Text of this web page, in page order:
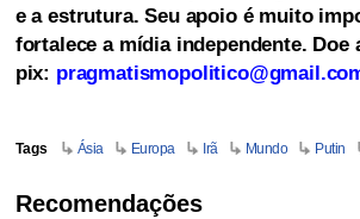
e a estrutura. Seu apoio é muito
fortalece a mídia independente. Doe
pix:
Tags Ásia Europa Irã Mundo Putin
Recomendações